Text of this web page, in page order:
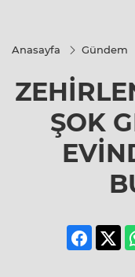
Anasayfa Gündem
ŞOK